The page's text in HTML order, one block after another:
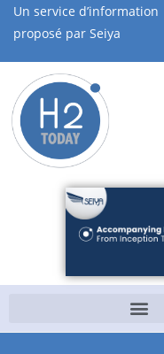
Un service d’information
proposé par Seiya